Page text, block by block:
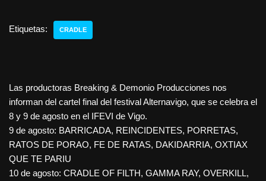
Etiquetas: CRADLE
Las productoras Breaking & Demonio Producciones nos
informan del cartel final del festival Alternavigo, que se celebra el
8 y 9 de agosto en el IFEVI de Vigo.
9 de agosto: BARRICADA, REINCIDENTES, PORRETAS,
RATOS DE PORAO, FE DE RATAS, DAKIDARRIA, OXTIAX
QUE TE PARIU
10 de agosto: CRADLE OF FILTH, GAMMA RAY, OVERKILL,